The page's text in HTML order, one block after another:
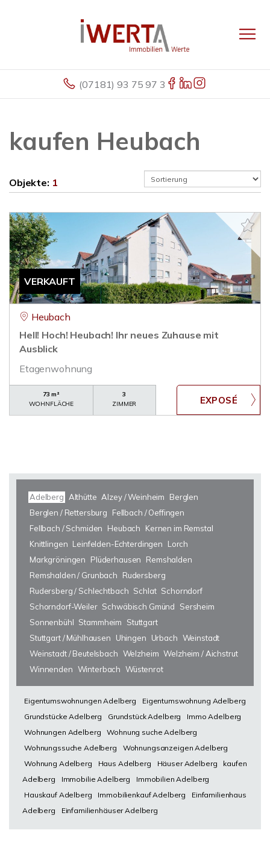
(07181) 93 75 97 3
kaufen Heubach
Objekte: 1
VERKAUFT
Heubach
Hell! Hoch! Heubach! Ihr neues Zuhause mit
Ausblick
Etagenwohnung
73 m²
WOHNFLÄCHE
3
ZIMMER
Adelberg Althütte Alzey / Weinheim
Berglen
Berglen / Rettersburg
Fellbach / Oeffingen
Fellbach / Schmiden
Heubach
Kernen im Remstal
Knittlingen Leinfelden-Echterdingen
Lorch
Markgröningen
Plüderhausen
Remshalden
Remshalden / Grunbach
Rudersberg
Rudersberg / Schlechtbach Schlat Schorndorf
Schorndorf-Weiler Schwäbisch Gmünd
Sersheim
Sonnenbühl Stammheim
Stuttgart
Stuttgart / Mühlhausen
Uhingen Urbach Weinstadt
Weinstadt / Beutelsbach Welzheim Welzheim / Aichstrut
Winnenden Winterbach Wüstenrot
Eigentumswohnungen Adelberg
Eigentumswohnung Adelberg
Grundstücke Adelberg
Grundstück Adelberg
Immo Adelberg
Wohnungen Adelberg
Wohnung suche Adelberg
Wohnungssuche Adelberg
Wohnungsanzeigen Adelberg
Wohnung Adelberg
Haus Adelberg Häuser Adelberg
kaufen
Adelberg
Immobilie Adelberg
Immobilien Adelberg
Hauskauf Adelberg
Immobilienkauf Adelberg
Einfamilienhaus
Adelberg
Einfamilienhäuser Adelberg